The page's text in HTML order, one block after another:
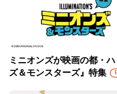
ミニオンズが映画の都・
ズ＆モンスターズ』特集